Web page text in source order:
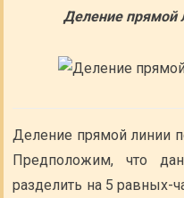
Деление прямой
Деление прямой линии
Предположим, что
разделить на 5 равных-